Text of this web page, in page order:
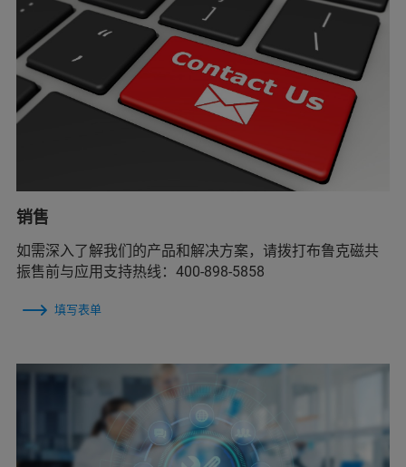
销售
如需深入了解我们的产品和解决方案，请拨打布鲁克磁共
振售前与应用支持热线：400-898-5858
填写表单